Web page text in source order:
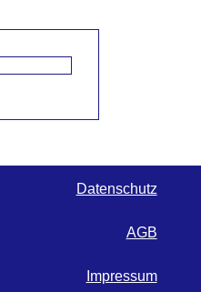
Datenschutz
AGB
Impressum